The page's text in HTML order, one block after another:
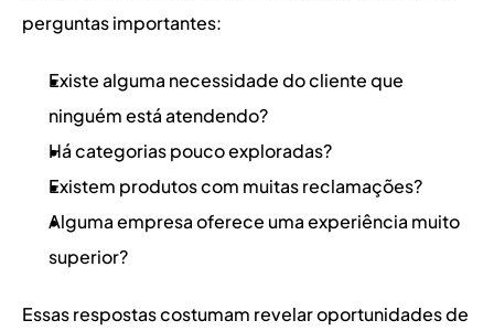
perguntas importantes:
Existe alguma necessidade do cliente que
ninguém está atendendo?
Há categorias pouco exploradas?
Existem produtos com muitas reclamações?
Alguma empresa oferece uma experiência muito
superior?
Essas respostas costumam revelar oportunidades de